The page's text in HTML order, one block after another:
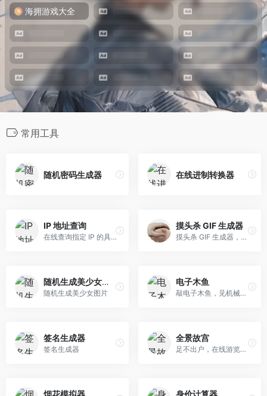
海拥游戏大全
常用工具
随机密码生成器 在线进制转换器
IP 地址查询
在线查询指定 IP 的具体信息
摸头杀 GIF 生成器
摸头杀 GIF 生成器，万物皆可摸头
随机生成美少女图片
随机生成美少女图片
电子木鱼
敲电子木鱼，见机械佛祖，得赛博真经
签名生成器
签名生成器
全景故宫
足不出户，在线游览故宫
烟花模拟器 身价计算器